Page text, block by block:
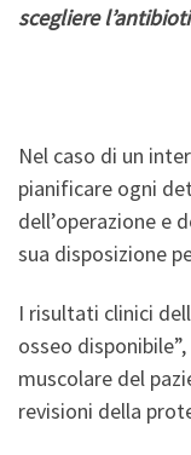
scegliere
Nel caso di un
pianificare ogni
dell’operazione e
sua disposizione
I risultati clinici
osseo
muscolare del
revisioni della